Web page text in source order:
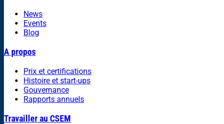
News
Events
Blog
A propos
Prix et certifications
Histoire et start-ups
Gouvernance
Rapports annuels
Travailler au CSEM